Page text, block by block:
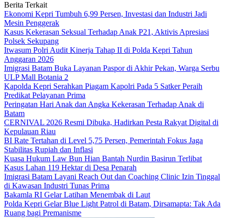
Berita Terkait
Ekonomi Kepri Tumbuh 6,99 Persen, Investasi dan Industri Jadi
Mesin Penggerak
Kasus Kekerasan Seksual Terhadap Anak P21, Aktivis Apresiasi
Polsek Sekupang
Itwasum Polri Audit Kinerja Tahap II di Polda Kepri Tahun
Anggaran 2026
Imigrasi Batam Buka Layanan Paspor di Akhir Pekan, Warga Serbu
ULP Mall Botania 2
Kapolda Kepri Serahkan Piagam Kapolri Pada 5 Satker Peraih
Predikat Pelayanan Prima
Peringatan Hari Anak dan Angka Kekerasan Terhadap Anak di
Batam
CERNIVAL 2026 Resmi Dibuka, Hadirkan Pesta Rakyat Digital di
Kepulauan Riau
BI Rate Tertahan di Level 5,75 Persen, Pemerintah Fokus Jaga
Stabilitas Rupiah dan Inflasi
Kuasa Hukum Law Bun Hian Bantah Nurdin Basirun Terlibat
Kasus Lahan 119 Hektar di Desa Penarah
Imigrasi Batam Layani Reach Out dan Coaching Clinic Izin Tinggal
di Kawasan Industri Tunas Prima
Bakamla RI Gelar Latihan Menembak di Laut
Polda Kepri Gelar Blue Light Patrol di Batam, Dirsamapta: Tak Ada
Ruang bagi Premanisme